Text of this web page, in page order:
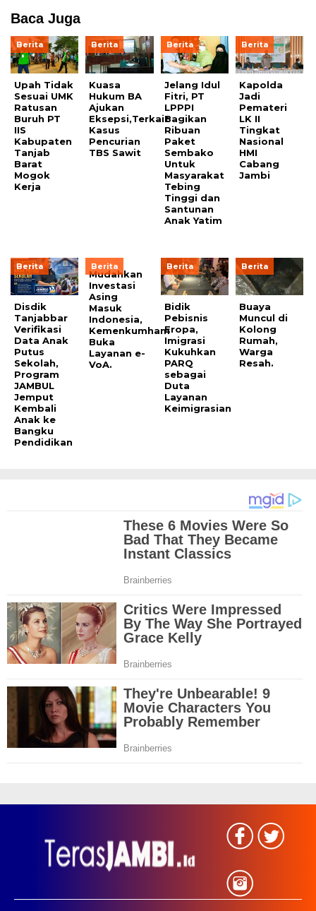
Baca Juga
Berita
Upah Tidak
Sesuai UMK
Ratusan
Buruh PT
IIS
Kabupaten
Tanjab
Barat
Mogok
Kerja
Berita
Kuasa
Hukum BA
Ajukan
Eksepsi,Terkait
Kasus
Pencurian
TBS Sawit
Berita
Jelang Idul
Fitri, PT
LPPPI
Bagikan
Ribuan
Paket
Sembako
Untuk
Masyarakat
Tebing
Tinggi dan
Santunan
Anak Yatim
Berita
Kapolda
Jadi
Pemateri
LK II
Tingkat
Nasional
HMI
Cabang
Jambi
Berita
Disdik
Tanjabbar
Verifikasi
Data Anak
Putus
Sekolah,
Program
JAMBUL
Jemput
Kembali
Anak ke
Bangku
Pendidikan
Berita
Mudahkan
Investasi
Asing
Masuk
Indonesia,
Kemenkumham
Buka
Layanan e-
VoA.
Berita
Bidik
Pebisnis
Eropa,
Imigrasi
Kukuhkan
PARQ
sebagai
Duta
Layanan
Keimigrasian
Berita
Buaya
Muncul di
Kolong
Rumah,
Warga
Resah.